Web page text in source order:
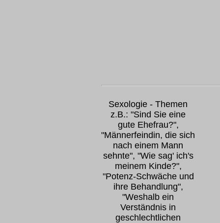
Sexologie - Themen
z.B.: "Sind Sie eine
gute Ehefrau?",
"Männerfeindin, die sich
nach einem Mann
sehnte", "Wie sag' ich's
meinem Kinde?",
"Potenz-Schwäche und
ihre Behandlung",
"Weshalb ein
Verständnis in
geschlechtlichen